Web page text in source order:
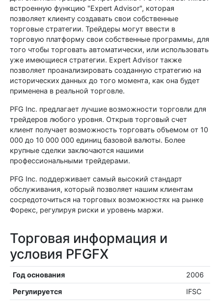
встроенную функцию "Expert Advisor", которая
позволяет клиенту создавать свои собственные
торговые стратегии. Трейдеры могут ввести в
торговую платформу свои собственные программы, для
того чтобы торговать автоматически, или использовать
уже имеющиеся стратегии. Expert Advisor также
позволяет проанализировать созданную стратегию на
исторических данных до того момента, как она будет
применена в реальной торговле.
PFG Inc. предлагает лучшие возможности торговли для
трейдеров любого уровня. Открыв торговый счет
клиент получает возможность торговать объемом от 10
000 до 10 000 000 единиц базовой валюты. Более
крупные сделки заключаются нашими
профессиональными трейдерами.
PFG Inc. поддерживает самый высокий стандарт
обслуживания, который позволяет нашим клиентам
сосредоточиться на торговых возможностях на рынке
Форекс, регулируя риски и уровень маржи.
Торговая информация и
условия PFGFX
Год основания
2006
Регулируется
IFSC